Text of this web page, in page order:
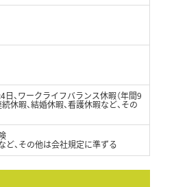
、ワークライフバランス休暇（年間9
休暇、結婚休暇、看護休暇など、その
ど、その他は会社規定に準ずる